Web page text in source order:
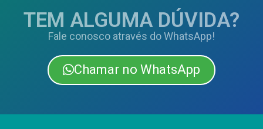
TEM ALGUMA DÚVIDA?
Fale conosco através do WhatsApp!
Chamar no WhatsApp